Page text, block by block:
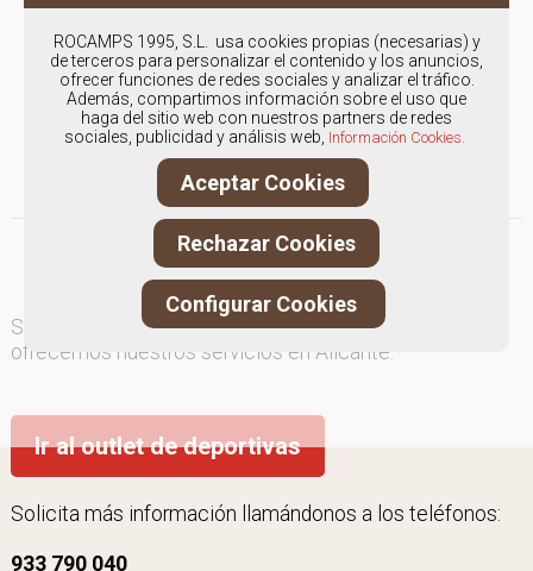
Los envíos a Alicante gestionados
entre semana se entregarán en
menos de 48 horas; los pedidos
realizados en fin de semana, el
producto se enviará a partir del
lunes.
Somos especialistas en Outlet de deportivas
ofrecemos nuestros servicios en Alicante.
Ir al outlet de deportivas
Solicita más información llamándonos a los teléfonos:
933 790 040
ROCAMPS 1995, S.L. usa cookies propias (necesarias) y
de terceros para personalizar el contenido y los anuncios,
ofrecer funciones de redes sociales y analizar el tráfico.
Además, compartimos información sobre el uso que
haga del sitio web con nuestros partners de redes
sociales, publicidad y análisis web, Información Cookies.
Aceptar Cookies
Rechazar Cookies
Configurar Cookies